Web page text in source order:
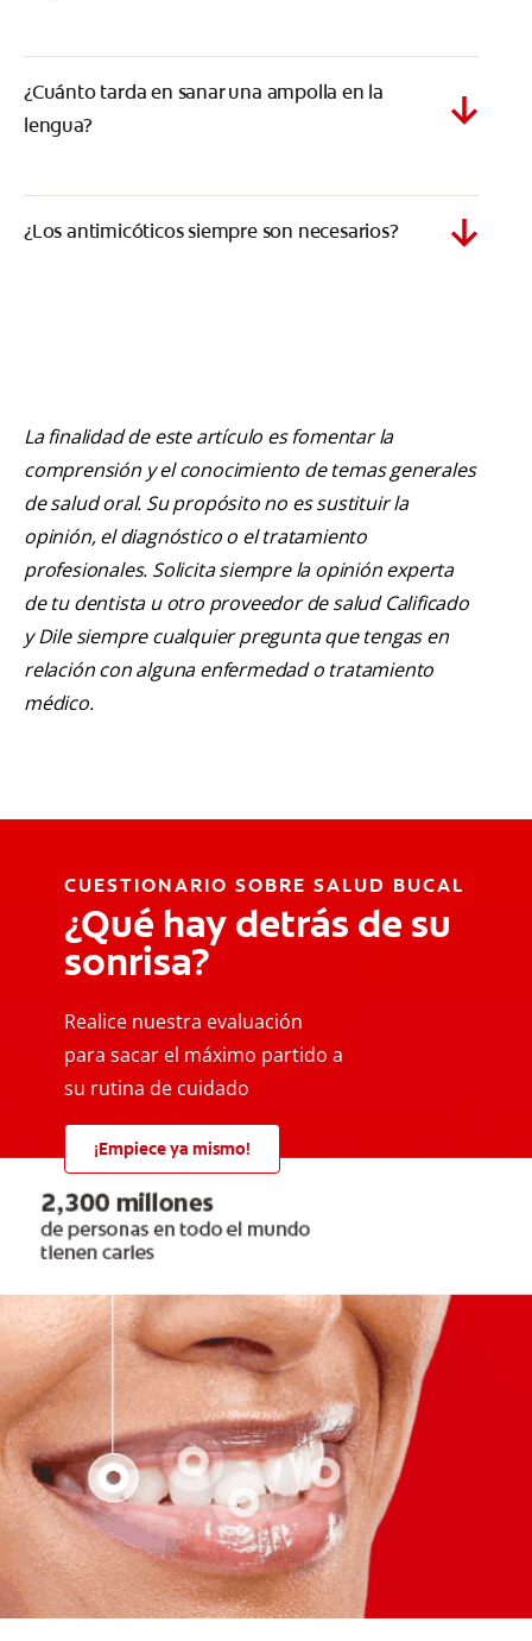
¿Cuánto tarda en sanar una ampolla en la
lengua?
¿Los antimicóticos siempre son necesarios?
La finalidad de este artículo es fomentar la
comprensión y el conocimiento de temas generales
de salud oral. Su propósito no es sustituir la
opinión, el diagnóstico o el tratamiento
profesionales. Solicita siempre la opinión experta
de tu dentista u otro proveedor de salud Calificado
y Dile siempre cualquier pregunta que tengas en
relación con alguna enfermedad o tratamiento
médico.
CUESTIONARIO SOBRE SALUD BUCAL
¿Qué hay detrás de su
sonrisa?
Realice nuestra evaluación
para sacar el máximo partido a
su rutina de cuidado
¡Empiece ya mismo!